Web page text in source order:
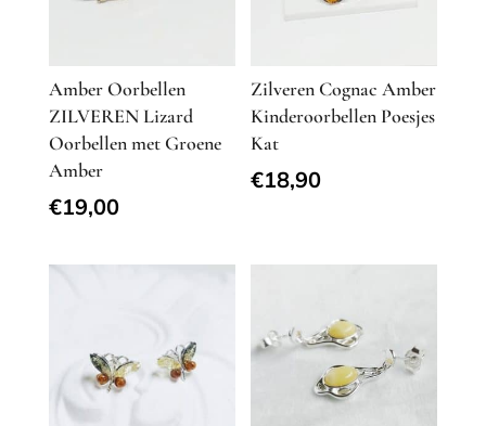
Amber Oorbellen
ZILVEREN Lizard
Oorbellen met Groene
Amber
€19,00
Zilveren Cognac Amber
Kinderoorbellen Poesjes
Kat
€18,90